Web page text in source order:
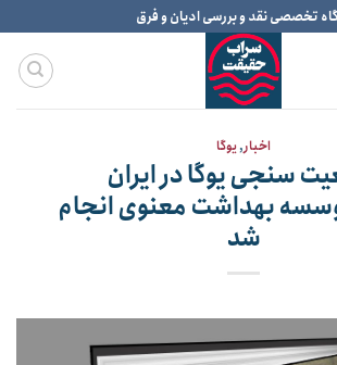
تخصصی نقد و بررسی ادیان و فرق
اخبار,یوگا
سنجی یوگا در ایران
بهداشت معنوی انجام
شد